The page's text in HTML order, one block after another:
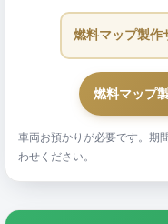
燃料マップ製作
燃料マップ
車両お預かりが必要です。期
わせください。